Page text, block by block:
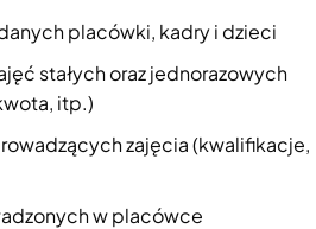
placówki, kadry i dzieci
stałych oraz jednorazowych
itp.)
zajęcia (kwalifikacje,
w placówce